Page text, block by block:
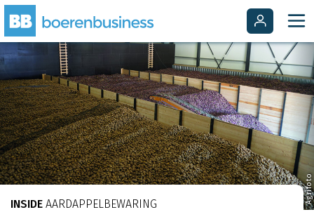
Agrifoto
INSIDE AARDAPPELBEWARING